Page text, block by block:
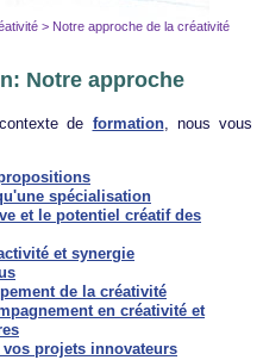
> Notre approche de la créativité
Notre approche
de formation, nous vous
spécialisation
et le potentiel créatif des
et synergie
de la créativité
en créativité et
projets innovateurs